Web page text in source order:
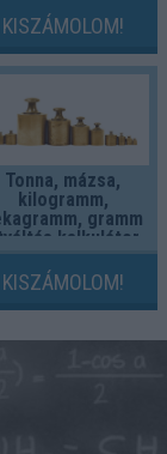
KISZÁMOLOM!
Tonna, mázsa,
kilogramm,
gramm
kalkulátor
KISZÁMOLOM!